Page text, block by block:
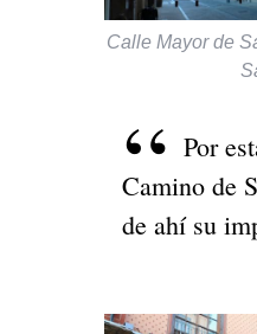
Calle Mayor de
Por
Camino de
de ahí su